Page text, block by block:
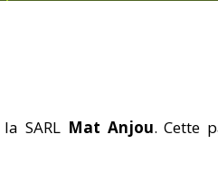
SARL Mat Anjou. Cette